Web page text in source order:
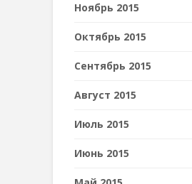
Ноябрь 2015
Октябрь 2015
Сентябрь 2015
Август 2015
Июль 2015
Июнь 2015